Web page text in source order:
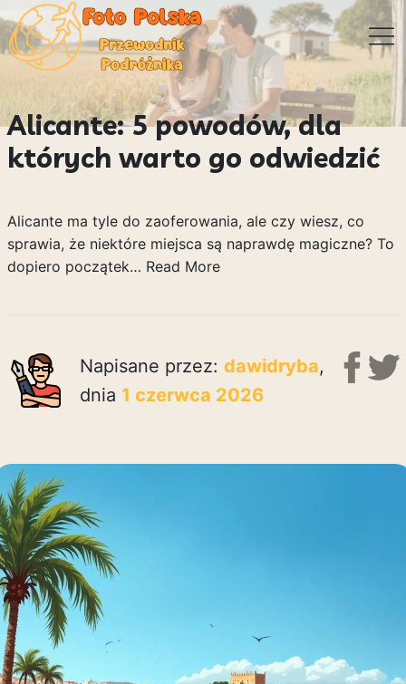
Alicante: 5 powodów, dla
których warto go odwiedzić
Alicante ma tyle do zaoferowania, ale czy wiesz, co
sprawia, że niektóre miejsca są naprawdę magiczne? To
dopiero początek… Read More
Napisane przez: dawidryba,
dnia 1 czerwca 2026